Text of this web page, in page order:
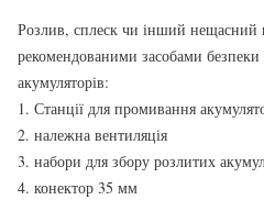
Розлив, сплеск чи інший нещасний
рекомендованими засобами
акумуляторів:
1. Станції для промивання
2. належна вентиляція
3. набори для збору розлитих
4. конектор 35 мм